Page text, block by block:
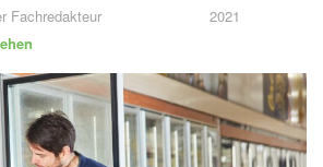
Fachredakteur
2021